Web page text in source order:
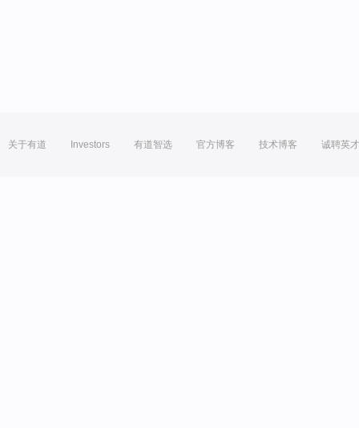
关于有道 Investors 有道智选 官方博客 技术博客 诚聘英才